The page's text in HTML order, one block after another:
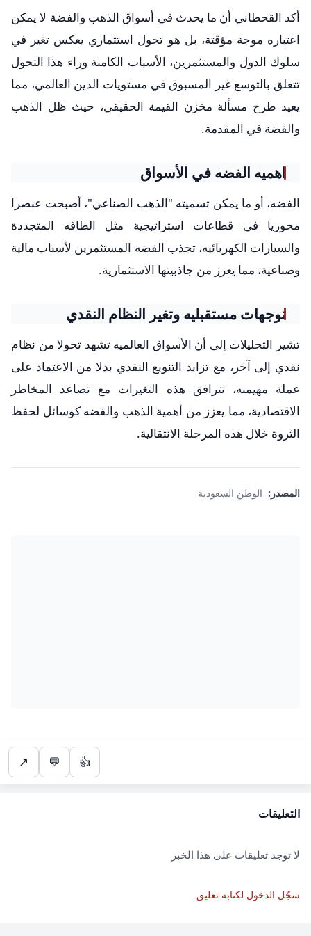
أكد القحطاني أن ما يحدث في أسواق الذهب والفضة لا يمكن
اعتباره موجة مؤقتة، بل هو تحول استثماري يعكس تغير في
سلوك الدول والمستثمرين، الأسباب الكامنة وراء هذا التحول
تتعلق بالتوسع غير المسبوق في مستويات الدين العالمي، مما
يعيد طرح مسألة مخزن القيمة الحقيقي، حيث ظل الذهب
والفضة في المقدمة.
اهميه الفضه في الأسواق
الفضه، أو ما يمكن تسميته "الذهب الصناعي"، أصبحت عنصرا
محوريا في قطاعات استراتيجية مثل الطاقه المتجددة
والسيارات الكهربائيه، تجذب الفضه المستثمرين لأسباب مالية
وصناعية، مما يعزز من جاذبيتها الاستثمارية.
توجهات مستقبليه وتغير النظام النقدي
تشير التحليلات إلى أن الأسواق العالميه تشهد تحولا من نظام
نقدي إلى آخر، مع تزايد التنويع النقدي بدلا من الاعتماد على
عملة مهيمنه، تترافق هذه التغيرات مع تصاعد المخاطر
الاقتصادية، مما يعزز من أهمية الذهب والفضه كوسائل لحفظ
الثروة خلال هذه المرحلة الانتقالية.
المصدر: الوطن السعودية
👍
💬
↗
التعليقات
لا توجد تعليقات على هذا الخبر
سجّل الدخول لكتابة تعليق